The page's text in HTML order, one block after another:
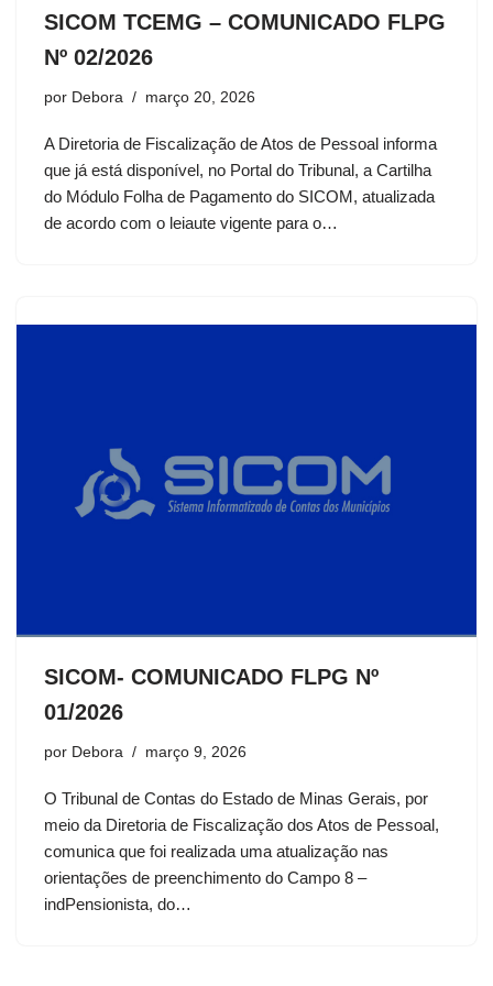
SICOM TCEMG – COMUNICADO FLPG
Nº 02/2026
por Debora março 20, 2026
A Diretoria de Fiscalização de Atos de Pessoal informa
que já está disponível, no Portal do Tribunal, a Cartilha
do Módulo Folha de Pagamento do SICOM, atualizada
de acordo com o leiaute vigente para o…
SICOM- COMUNICADO FLPG Nº
01/2026
por Debora março 9, 2026
O Tribunal de Contas do Estado de Minas Gerais, por
meio da Diretoria de Fiscalização dos Atos de Pessoal,
comunica que foi realizada uma atualização nas
orientações de preenchimento do Campo 8 –
indPensionista, do…